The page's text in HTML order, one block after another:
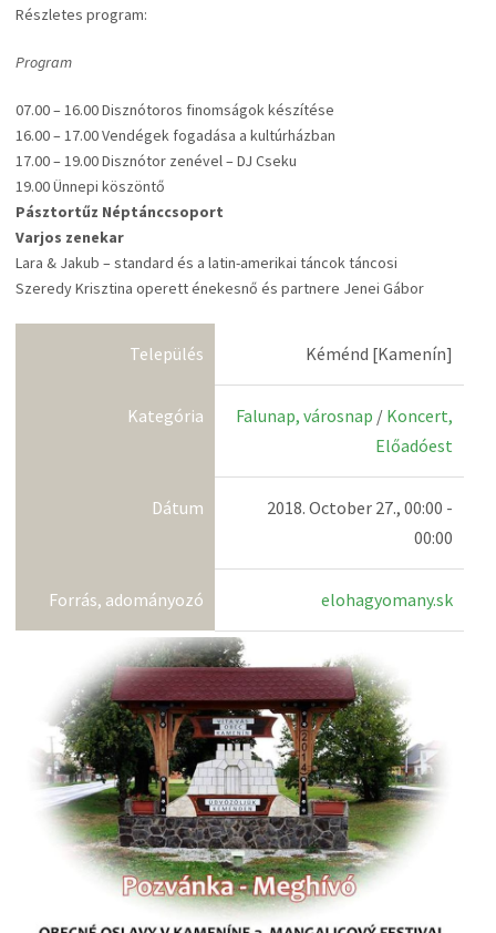
Részletes program:
Program
07.00 – 16.00 Disznótoros finomságok készítése
16.00 – 17.00 Vendégek fogadása a kultúrházban
17.00 – 19.00 Disznótor zenével – DJ Cseku
19.00 Ünnepi köszöntő
Pásztortűz Néptánccsoport
Varjos zenekar
Lara & Jakub – standard és a latin-amerikai táncok táncosi
Szeredy Krisztina operett énekesnő és partnere Jenei Gábor
Település Kéménd [Kamenín]
Kategória Falunap, városnap / Koncert,
Előadóest
Dátum
2018. October 27., 00:00 -
00:00
Forrás, adományozó elohagyomany.sk